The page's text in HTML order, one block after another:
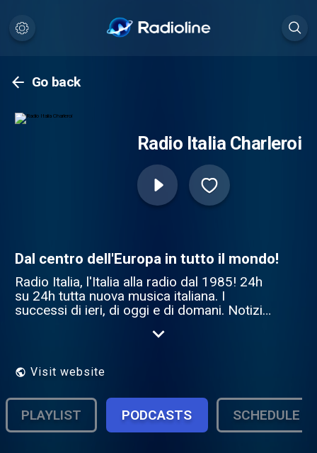
Go back
Radio Italia Charleroi
Dal centro dell'Europa in tutto il mondo!
Radio Italia, l'Italia alla radio dal 1985! 24h
su 24h tutta nuova musica italiana. I
successi di ieri, di oggi e di domani. Notizie,
intrattenimento rigorosamente in lingua
Visit website
PLAYLIST PODCASTS SCHEDULE